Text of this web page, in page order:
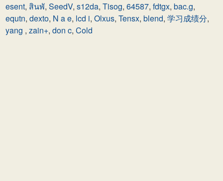
esent, สินพั, SeedV, s12da, Tisog, 64587, fdtgx, bac.g,
equtn, dexto, N a e, lcd i, Olxus, Tensx, blend, 学习成绩分,
yang , zain+, don c, Cold